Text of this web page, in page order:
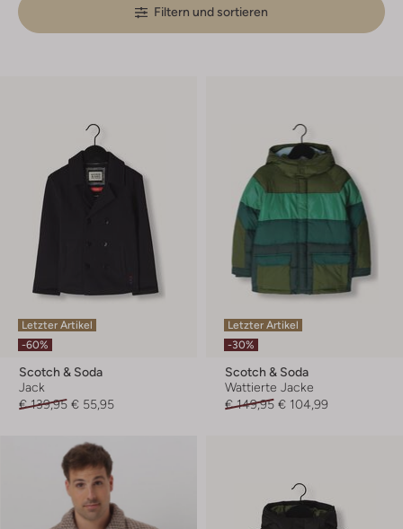
Filtern und sortieren
Letzter Artikel
-60%
Scotch & Soda
Jack
€ 139,95 € 55,95
Letzter Artikel
-30%
Scotch & Soda
Wattierte Jacke
€ 149,95 € 104,99